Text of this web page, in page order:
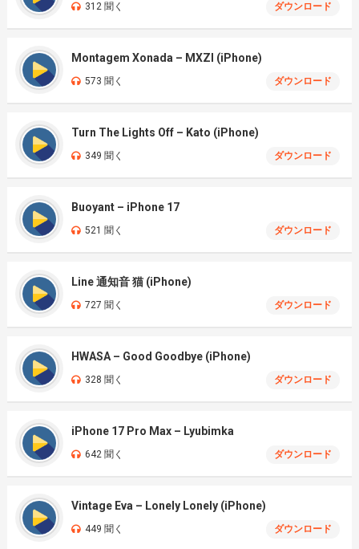
312 聞く ダウンロード
Montagem Xonada – MXZI (iPhone)
573 聞く ダウンロード
Turn The Lights Off – Kato (iPhone)
349 聞く ダウンロード
Buoyant – iPhone 17
521 聞く ダウンロード
Line 通知音 猫 (iPhone)
727 聞く ダウンロード
HWASA – Good Goodbye (iPhone)
328 聞く ダウンロード
iPhone 17 Pro Max – Lyubimka
642 聞く ダウンロード
Vintage Eva – Lonely Lonely (iPhone)
449 聞く ダウンロード